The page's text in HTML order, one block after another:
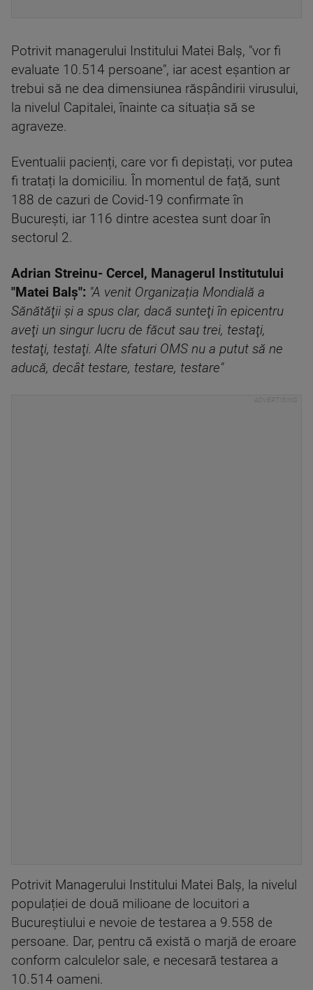
Potrivit managerului Institului Matei Balş, "vor fi
evaluate 10.514 persoane", iar acest eșantion ar
trebui să ne dea dimensiunea răspândirii virusului,
la nivelul Capitalei, înainte ca situația să se
agraveze.
Eventualii pacienți, care vor fi depistați, vor putea
fi tratați la domiciliu. În momentul de față, sunt
188 de cazuri de Covid-19 confirmate în
București, iar 116 dintre acestea sunt doar în
sectorul 2.
Adrian Streinu- Cercel, Managerul Institutului
"Matei Balş": "A venit Organizația Mondială a
Sănătăţii şi a spus clar, dacă sunteţi în epicentru
aveţi un singur lucru de făcut sau trei, testaţi,
testaţi, testaţi. Alte sfaturi OMS nu a putut să ne
aducă, decât testare, testare, testare"
Potrivit Managerului Institului Matei Balș, la nivelul
populației de două milioane de locuitori a
Bucureştiului e nevoie de testarea a 9.558 de
persoane. Dar, pentru că există o marjă de eroare
conform calculelor sale, e necesară testarea a
10.514 oameni.